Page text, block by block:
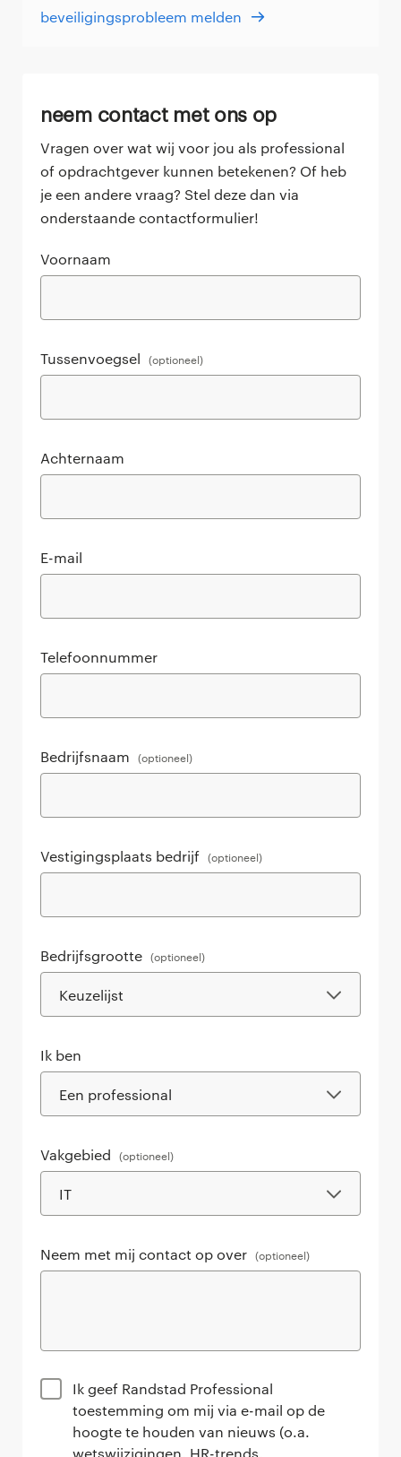
beveiligingsprobleem melden
neem contact met ons op
Vragen over wat wij voor jou als professional
of opdrachtgever kunnen betekenen? Of heb
je een andere vraag? Stel deze dan via
onderstaande contactformulier!
Voornaam
Tussenvoegsel (optioneel)
Achternaam
E-mail
Telefoonnummer
Bedrijfsnaam (optioneel)
Vestigingsplaats bedrijf (optioneel)
Bedrijfsgrootte (optioneel)
Ik ben
Vakgebied (optioneel)
Neem met mij contact op over (optioneel)
Ik geef Randstad Professional
toestemming om mij via e-mail op de
hoogte te houden van nieuws (o.a.
wetswijzigingen, HR-trends,